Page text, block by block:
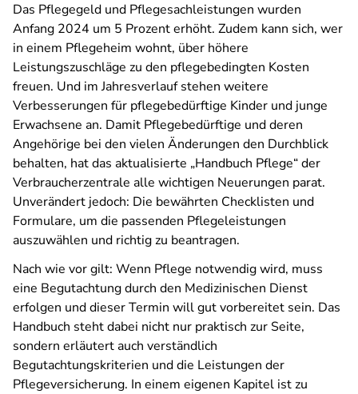
Das Pflegegeld und Pflegesachleistungen wurden
Anfang 2024 um 5 Prozent erhöht. Zudem kann sich, wer
in einem Pflegeheim wohnt, über höhere
Leistungszuschläge zu den pflegebedingten Kosten
freuen. Und im Jahresverlauf stehen weitere
Verbesserungen für pflegebedürftige Kinder und junge
Erwachsene an. Damit Pflegebedürftige und deren
Angehörige bei den vielen Änderungen den Durchblick
behalten, hat das aktualisierte „Handbuch Pflege“ der
Verbraucherzentrale alle wichtigen Neuerungen parat.
Unverändert jedoch: Die bewährten Checklisten und
Formulare, um die passenden Pflegeleistungen
auszuwählen und richtig zu beantragen.
Nach wie vor gilt: Wenn Pflege notwendig wird, muss
eine Begutachtung durch den Medizinischen Dienst
erfolgen und dieser Termin will gut vorbereitet sein. Das
Handbuch steht dabei nicht nur praktisch zur Seite,
sondern erläutert auch verständlich
Begutachtungskriterien und die Leistungen der
Pflegeversicherung. In einem eigenen Kapitel ist zu